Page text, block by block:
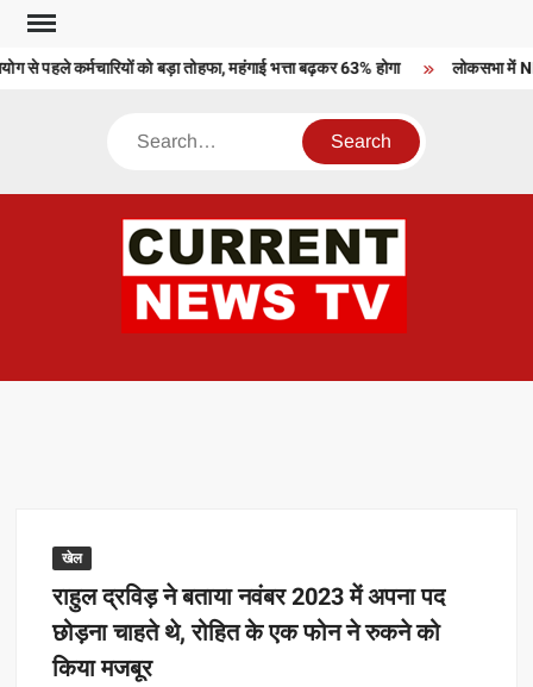
Skip
content
पहले कर्मचारियों को बड़ा तोहफा, महंगाई भत्ता बढ़कर 63% होगा लोकसभा में
Search
खेल
राहुल द्रविड़ ने बताया नवंबर 2023 में अपना पद
छोड़ना चाहते थे, रोहित के एक फोन ने रुकने को
किया मजबूर